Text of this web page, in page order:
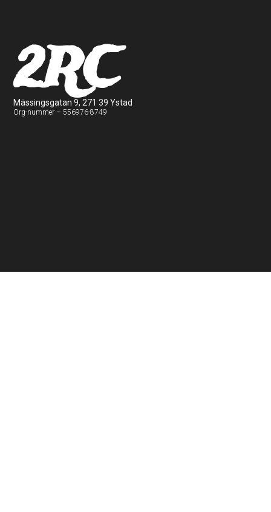
2RC
Mässingsgatan 9, 271 39 Ystad
Org-nummer – 556976-8749